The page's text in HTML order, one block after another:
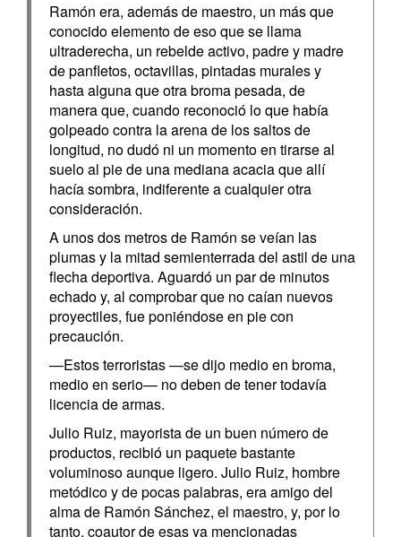
Ramón era, además de maestro, un más que
conocido elemento de eso que se llama
ultraderecha, un rebelde activo, padre y madre
de panfletos, octavillas, pintadas murales y
hasta alguna que otra broma pesada, de
manera que, cuando reconoció lo que había
golpeado contra la arena de los saltos de
longitud, no dudó ni un momento en tirarse al
suelo al pie de una mediana acacia que allí
hacía sombra, indiferente a cualquier otra
consideración.
A unos dos metros de Ramón se veían las
plumas y la mitad semienterrada del astil de una
flecha deportiva. Aguardó un par de minutos
echado y, al comprobar que no caían nuevos
proyectiles, fue poniéndose en pie con
precaución.
—Estos terroristas —se dijo medio en broma,
medio en serio— no deben de tener todavía
licencia de armas.
Julio Ruiz, mayorista de un buen número de
productos, recibió un paquete bastante
voluminoso aunque ligero. Julio Ruiz, hombre
metódico y de pocas palabras, era amigo del
alma de Ramón Sánchez, el maestro, y, por lo
tanto, coautor de esas ya mencionadas